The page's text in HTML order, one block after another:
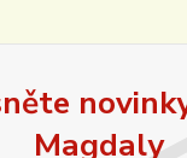
Magdaly